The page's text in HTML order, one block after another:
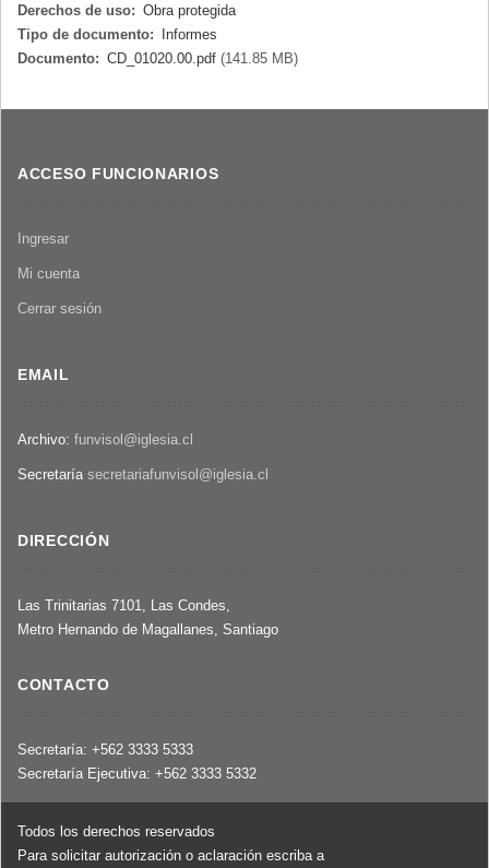
Derechos de uso: Obra protegida
Tipo de documento:
Informes
Documento: CD_01020.00.pdf (141.85 MB)
ACCESO FUNCIONARIOS
Ingresar
Mi cuenta
Cerrar sesión
EMAIL
Archivo: funvisol@iglesia.cl
Secretaría secretariafunvisol@iglesia.cl
DIRECCIÓN
Las Trinitarias 7101, Las Condes,
Metro Hernando de Magallanes, Santiago
CONTACTO
Secretaría: +562 3333 5333
Secretaría Ejecutiva: +562 3333 5332
Todos los derechos reservados
Para solicitar autorización o aclaración escriba a